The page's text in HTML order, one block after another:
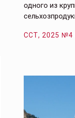
одного из
ССТ, 2025 №4